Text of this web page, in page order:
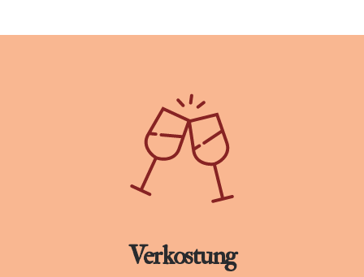
Côtes de Provence AOP | Syrah et Cinsault | 13,5 % vol.
schönsten Trauben erfreuen, finden Sie in diesem A POIL-Wein
die Reinheit, Köstlichkeit und Frische frischer, knackiger
Früchte.
Erhältlich in 75 cl.
TECHNICHES ARBEITSBLATT
Verkostung